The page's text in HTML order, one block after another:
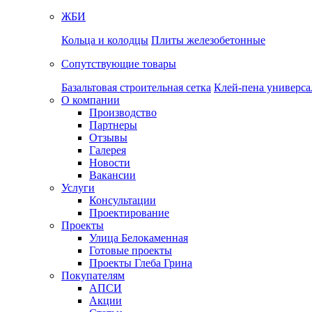
ЖБИ
Кольца и колодцы Плиты железобетонные
Сопутствующие товары
Базальтовая строительная сетка Клей-пена
О компании
Производство
Партнеры
Отзывы
Галерея
Новости
Вакансии
Услуги
Консультации
Проектирование
Проекты
Улица Белокаменная
Готовые проекты
Проекты Глеба Грина
Покупателям
АПСИ
Акции